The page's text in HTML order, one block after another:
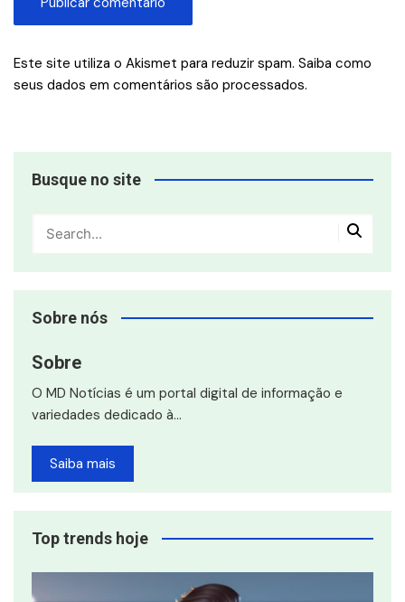
Este site utiliza o Akismet para reduzir spam. Saiba como
seus dados em comentários são processados.
Busque no site
Sobre nós
Sobre
O MD Notícias é um portal digital de informação e
variedades dedicado à…
Saiba mais
Top trends hoje